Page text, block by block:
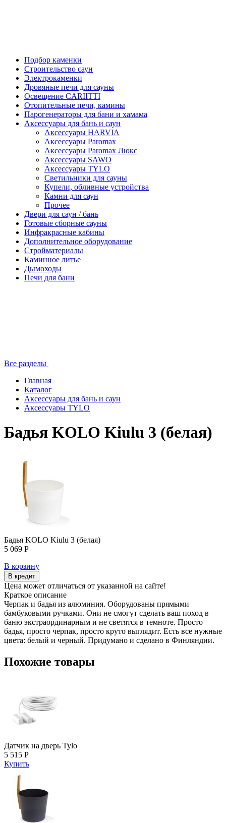
Подбор каменки
Строительство саун
Электрокаменки
Дровяные печи для сауны
Освещение CARIITTI
Отопительные печи, камины
Парогенераторы для бани и хамама
Аксессуары для бань и саун
Аксессуары HARVIA
Аксессуары Paromax
Аксессуары Paromax Люкс
Аксессуары SAWO
Аксессуары TYLO
Светильники для сауны
Купели, обливные устройства
Камни для саун
Прочее
Двери для саун / бань
Готовые сборные сауны
Инфракрасные кабины
Дополнительное оборудование
Стройматериалы
Каминное литье
Дымоходы
Печи для бани
Все разделы
Главная
Каталог
Аксессуары для бань и саун
Аксессуары TYLO
Бадья KOLO Kiulu 3 (белая)
Бадья KOLO Kiulu 3 (белая)
5 069 Р
В корзину
В кредит
Цена может отличаться от указанной на сайте!
Краткое описание
Черпак и бадья из алюминия. Оборудованы прямыми
бамбуковыми ручками. Они не смогут сделать ваш поход в
баню экстраординарным и не светятся в темноте. Просто
бадья, просто черпак, просто круто выглядит. Есть все нужные
цвета: белый и черный. Придумано и сделано в Финляндии.
Похожие товары
Датчик на дверь Tylo
5 515 Р
Купить